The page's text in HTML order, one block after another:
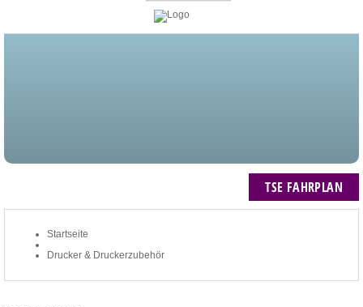
TSE FAHRPLAN
Startseite
Drucker & Druckerzubehör